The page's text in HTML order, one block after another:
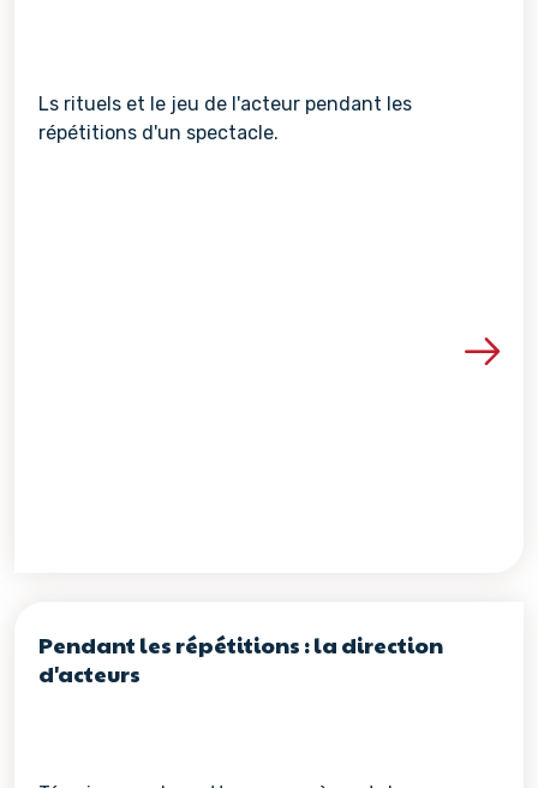
Ls rituels et le jeu de l'acteur pendant les
répétitions d'un spectacle.
Voir les détails de la
Pendant les répétitions : la direction
d'acteurs